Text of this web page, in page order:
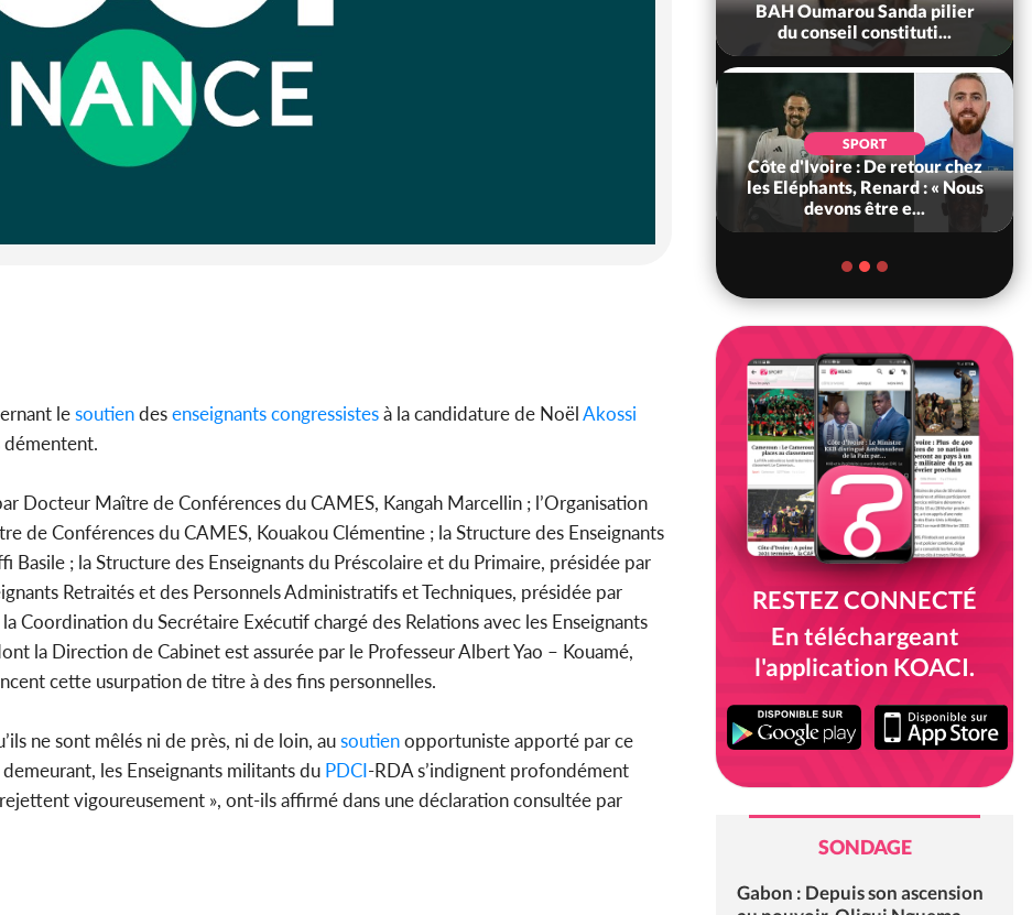
lesoutiendesenseignantscongressistesà la candidature de NoëlAkossi
Docteur Maître de Conférences du CAMES, Kangah Marcellin ; l’Organisation
de Conférences du CAMES, Kouakou Clémentine ; la Structure des Enseignants
; la Structure des Enseignants du Préscolaire et du Primaire, présidée par
Retraités et des Personnels Administratifs et Techniques, présidée par
Coordination du Secrétaire Exécutif chargé des Relations avec les Enseignants
la Direction de Cabinet est assurée par le Professeur Albert Yao – Kouamé,
cette usurpation de titre à des fins personnelles.
ne sont mêlés ni de près, ni de loin, ausoutienopportuniste apporté par ce
les Enseignants militants du PDCI-RDA s’indignent profondément
vigoureusement », ont-ils affirmé dans une déclaration consultée par
BAH Oumarou Sanda pilier
du conseil constituti...
SPORT
Côte d'Ivoire : De retour chez
les Eléphants, Renard : « Nous
devons être e...
RESTEZ CONNECTÉ
En téléchargeant
l'application KOACI.
SONDAGE
Gabon : Depuis son ascension